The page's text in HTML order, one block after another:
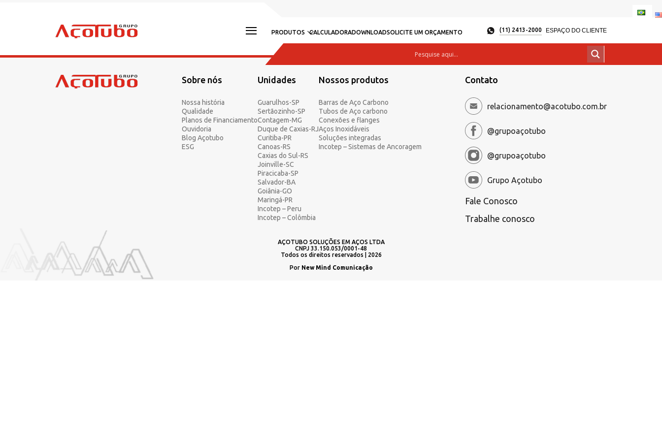
PRODUTOS CALCULADORADOWNLOADSOLICITE UM ORÇAMENTO (11) 2413-2000 ESPAÇO DO CLIENTE
Sobre a Açotubo
Sobre nós
Nossa história
Qualidade
Planos de Financiamento
Ouvidoria
Blog Açotubo
ESG
Unidades
Guarulhos-SP
Sertãozinho-SP
Contagem-MG
Duque de Caxias-RJ
Curitiba-PR
Canoas-RS
Caxias do Sul-RS
Joinville-SC
Piracicaba-SP
Salvador-BA
Goiânia-GO
Maringá-PR
Incotep – Peru
Incotep – Colômbia
Nossos produtos
Barras de Aço Carbono
Tubos de Aço carbono
Conexões e flanges
Aços Inoxidáveis
Soluções integradas
Incotep – Sistemas de Ancoragem
Contato
relacionamento@acotubo.com.br
@grupoaçotubo
@grupoaçotubo
Grupo Açotubo
Fale Conosco
Trabalhe conosco
AÇOTUBO SOLUÇÕES EM AÇOS LTDA
CNPJ 33.150.053/0001-48
Todos os direitos reservados | 2026
Por New Mind Comunicação